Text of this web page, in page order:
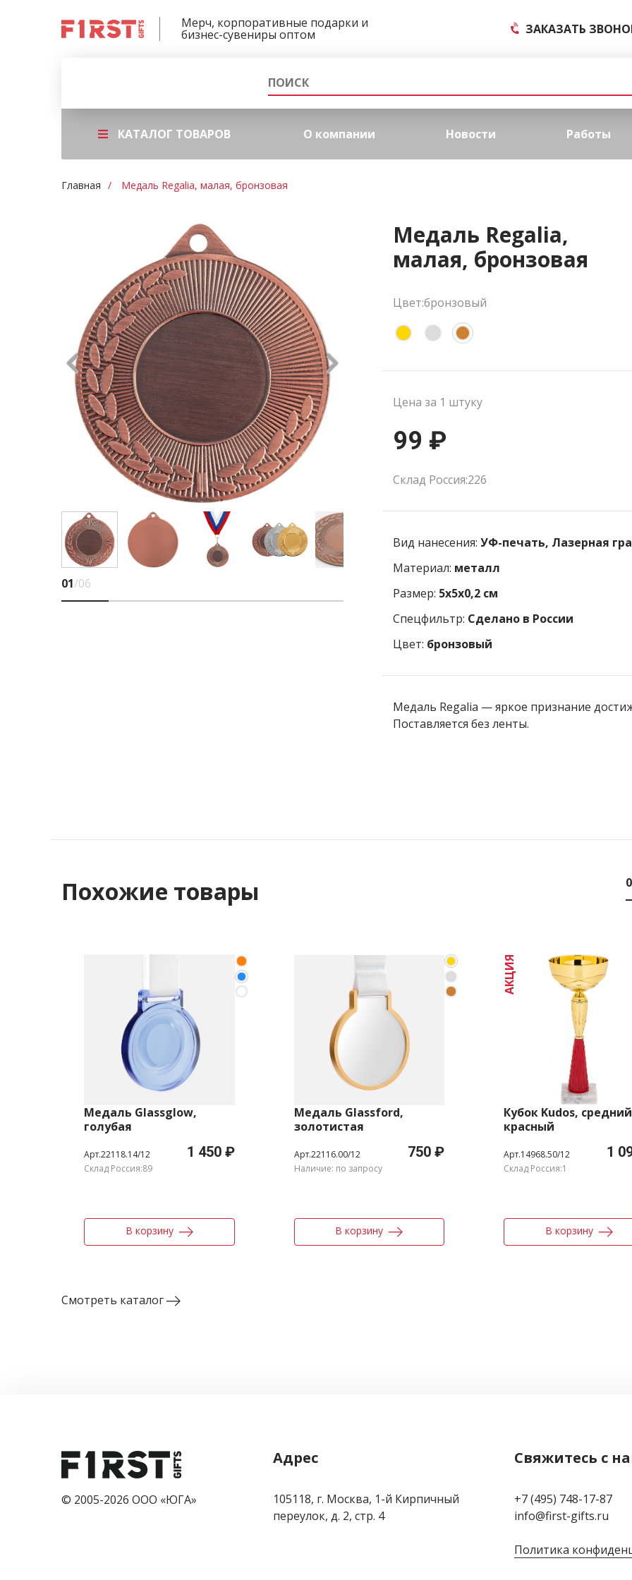
Мерч, корпоративные подарки и
бизнес-сувениры оптом ЗАКАЗАТЬ
КАТАЛОГ ТОВАРОВ О компании Новости Работы
Главная Медаль Regalia, малая, бронзовая
01/06
Медаль Regalia,
малая, бронзовая
Цвет:бронзовый
Цена за 1 штуку
99 ₽
Склад Россия:226
Вид нанесения: УФ-печать, Лазерная
Материал: металл
Размер: 5х5х0,2 см
Спецфильтр: Сделано в России
Цвет: бронзовый
Медаль Regalia — яркое признание
Поставляется без ленты.
Похожие товары
Медаль Glassglow,
голубая
Арт.22118.14/12 1 450 ₽
Склад Россия:89
В корзину
Медаль Glassford,
золотистая
Арт.22116.00/12 750 ₽
Наличие: по запросу
В корзину
Кубок Kudos,
красный
Арт.14968.50/12 1
Склад Россия:1
АКЦИЯ
В корзину
Смотреть каталог
© 2005-2026 ООО «ЮГА»
Адрес Свяжитесь с
105118, г. Москва, 1-й Кирпичный
переулок, д. 2, стр. 4
+7 (495) 748-17-87
info@first-gifts.ru
Политика